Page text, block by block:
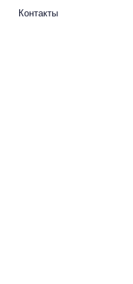
Контакты